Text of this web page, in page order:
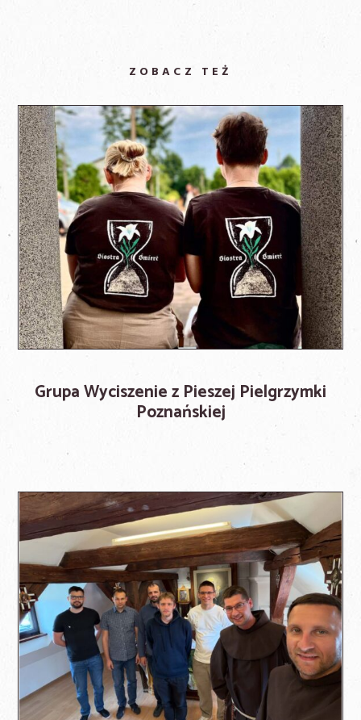
ZOBACZ TEŻ
Grupa Wyciszenie z Pieszej Pielgrzymki
Poznańskiej